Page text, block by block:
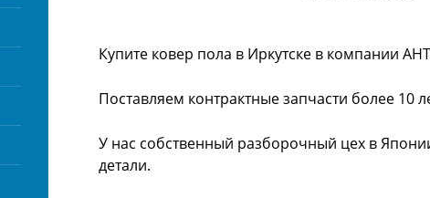
Купите ковер пола в Иркутске в компании
Поставляем контрактные запчасти более 10
У нас собственный разборочный цех в
детали.